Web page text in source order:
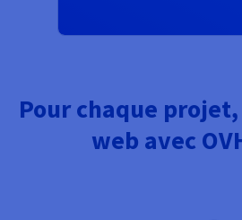
Pour chaque
web avec